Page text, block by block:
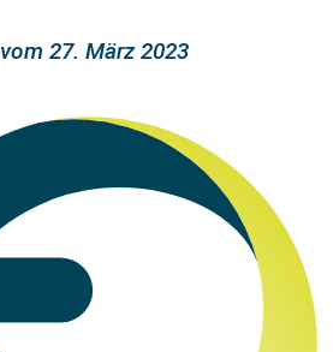
vom 27. März 2023